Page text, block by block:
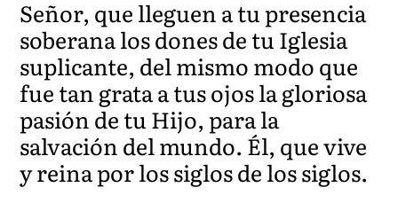
Señor, que lleguen a tu presencia
soberana los dones de tu Iglesia
suplicante, del mismo modo que
fue tan grata a tus ojos la gloriosa
pasión de tu Hijo, para la
salvación del mundo. Él, que vive
y reina por los siglos de los siglos.